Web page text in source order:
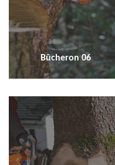
Bûcheron 06